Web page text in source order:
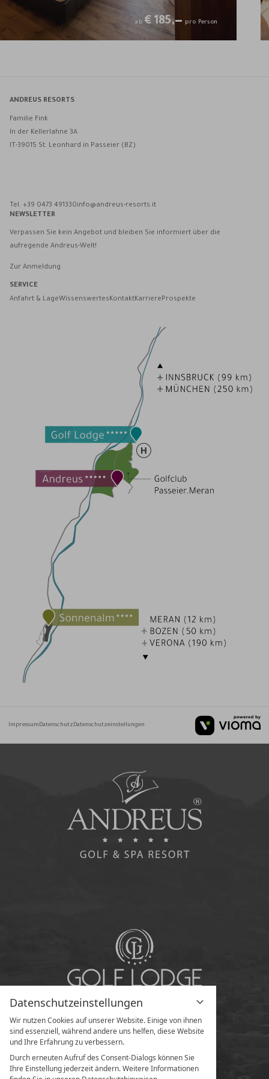
Datenschutzeinstellungen
Wir nutzen Cookies auf unserer Website. Einige von ihnen
sind essenziell, während andere uns helfen, diese Website
und Ihre Erfahrung zu verbessern.
Durch erneuten Aufruf des Consent-Dialogs können Sie
Ihre Einstellung jederzeit ändern. Weitere Informationen
ab € 185,— pro Person
ANDREUS RESORTS
Familie Fink
In der Kellerlahne 3A
IT-39015 St. Leonhard in Passeier (BZ)
Tel. +39 0473 491330info@andreus-resorts.it
NEWSLETTER
Verpassen Sie kein Angebot und bleiben Sie informiert über die
aufregende Andreus-Welt!
Zur Anmeldung
SERVICE
Anfahrt & LageWissenswertesKontaktKarriereProspekte
ImpressumDatenschutzDatenschutzeinstellungen